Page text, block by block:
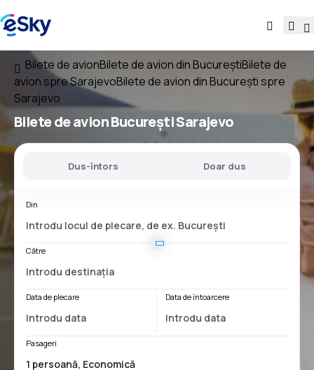
Bilete de avionBilete de avion din BucureștiBilete de
avion spre SarajevoBilete de avion din București spre
Sarajevo
Bilete de avionBucurești Sarajevo
Dus-întors Doar dus
Din
Către
Data de plecare Data de întoarcere
Pasageri